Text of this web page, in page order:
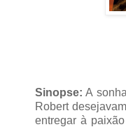
Sinopse: A
Robert
entregar à